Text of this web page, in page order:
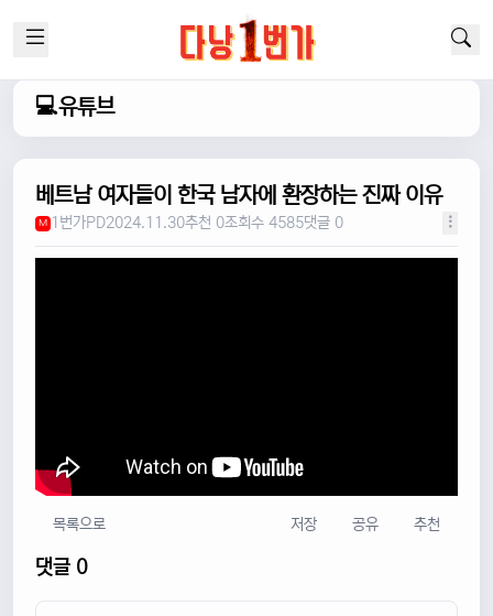
💻유튜브
베트남 여자들이 한국 남자에 환장하는 진짜 이유
M 1번가PD2024.11.30추천 0조회수 4585댓글 0
목록으로 저장 공유 추천
댓글 0